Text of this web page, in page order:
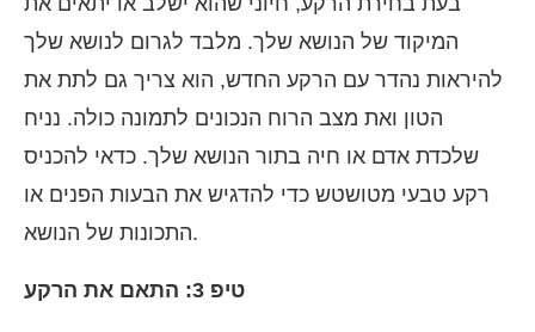
המיקוד של הנושא שלך. מלבד לגרום לנושא שלך
להיראות נהדר עם הרקע החדש, הוא צריך גם לתת את
הטון ואת מצב הרוח הנכונים לתמונה כולה. נניח
שלכדת אדם או חיה בתור הנושא שלך. כדאי להכניס
רקע טבעי מטושטש כדי להדגיש את הבעות הפנים או
התכונות של הנושא.
טיפ 3: התאם את הרקע